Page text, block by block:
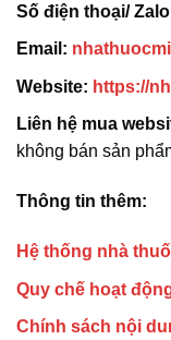
Số điện thoại/
Email:
Website: https://
Liên hệ mua
không bán sản
Thông tin thêm:
Hệ thống nhà
Quy chế hoạt
Chính sách nội